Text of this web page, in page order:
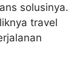
solusinya.
travel